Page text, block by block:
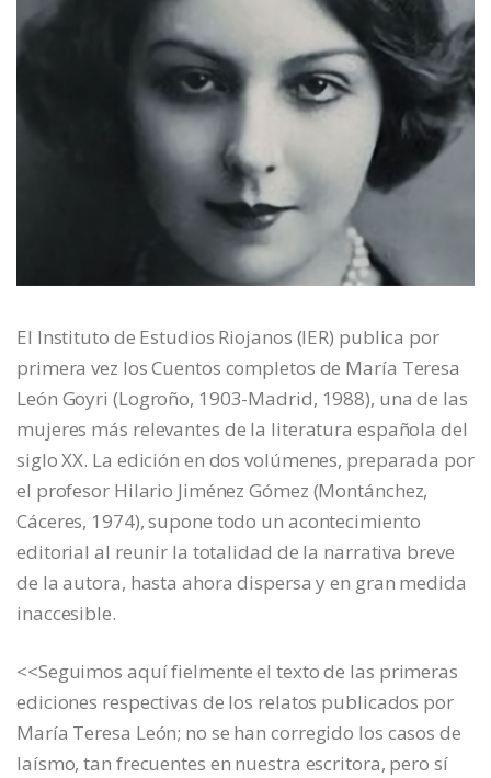
El Instituto de Estudios Riojanos (IER) publica por
primera vez los Cuentos completos de María Teresa
León Goyri (Logroño, 1903-Madrid, 1988), una de las
mujeres más relevantes de la literatura española del
siglo XX. La edición en dos volúmenes, preparada por
el profesor Hilario Jiménez Gómez (Montánchez,
Cáceres, 1974), supone todo un acontecimiento
editorial al reunir la totalidad de la narrativa breve
de la autora, hasta ahora dispersa y en gran medida
inaccesible.
<<Seguimos aquí fielmente el texto de las primeras
ediciones respectivas de los relatos publicados por
María Teresa León; no se han corregido los casos de
laísmo, tan frecuentes en nuestra escritora, pero sí